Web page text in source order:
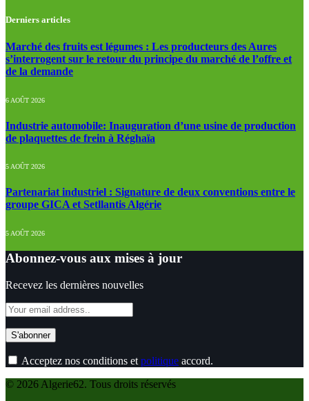
Derniers articles
Marché des fruits est légumes : Les producteurs des Aures
s’interrogent sur le retour du principe du marché de l’offre et
de la demande
6 AOÛT 2026
Industrie automobile: Inauguration d’une usine de production
de plaquettes de frein à Réghaïa
5 AOÛT 2026
Partenariat industriel : Signature de deux conventions entre le
groupe GICA et Setllantis Algérie
5 AOÛT 2026
Abonnez-vous aux mises à jour
Recevez les dernières nouvelles
Acceptez nos conditions et politique accord.
© 2026 Algerie62. Tous droits réservés